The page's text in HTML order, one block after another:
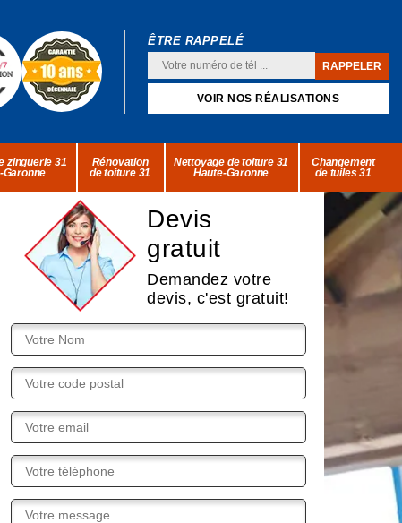
ÊTRE RAPPELÉ
VOIR NOS RÉALISATIONS
zinguerie 31
Garonne
Rénovation
de toiture 31
Nettoyage de toiture 31
Haute-Garonne
Changement
de tuiles 31
Devis
gratuit
Demandez votre
devis, c'est gratuit!